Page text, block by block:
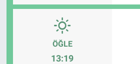
ÖĞLE
13:19